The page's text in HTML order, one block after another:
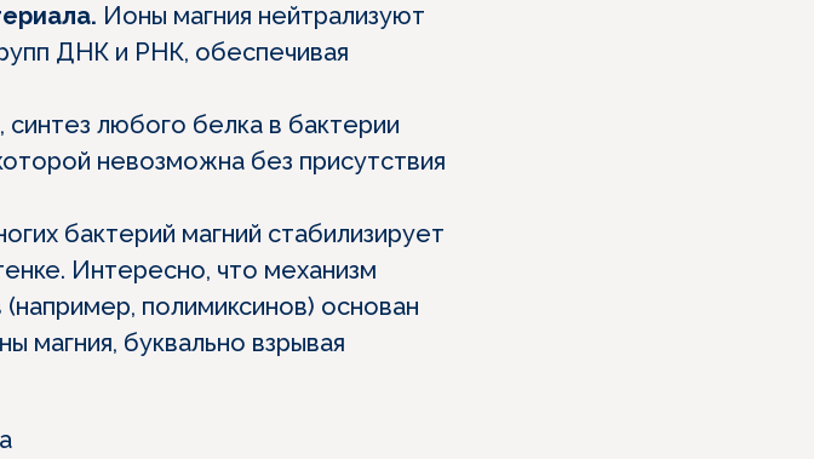
Ионы магния нейтрализуют
ДНК и РНК, обеспечивая
синтез любого белка в бактерии
невозможна без присутствия
бактерий магний стабилизирует
Интересно, что механизм
полимиксинов) основан
магния, буквально взрывая